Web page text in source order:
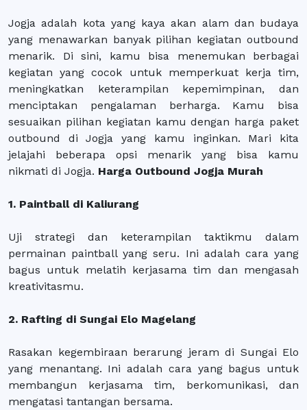
Jogja adalah kota yang kaya akan alam dan budaya
yang menawarkan banyak pilihan kegiatan outbound
menarik. Di sini, kamu bisa menemukan berbagai
kegiatan yang cocok untuk memperkuat kerja tim,
meningkatkan keterampilan kepemimpinan, dan
menciptakan pengalaman berharga. Kamu bisa
sesuaikan pilihan kegiatan kamu dengan harga paket
outbound di Jogja yang kamu inginkan. Mari kita
jelajahi beberapa opsi menarik yang bisa kamu
nikmati di Jogja. Harga Outbound Jogja Murah
1. Paintball di Kaliurang
Uji strategi dan keterampilan taktikmu dalam
permainan paintball yang seru. Ini adalah cara yang
bagus untuk melatih kerjasama tim dan mengasah
kreativitasmu.
2. Rafting di Sungai Elo Magelang
Rasakan kegembiraan berarung jeram di Sungai Elo
yang menantang. Ini adalah cara yang bagus untuk
membangun kerjasama tim, berkomunikasi, dan
mengatasi tantangan bersama.